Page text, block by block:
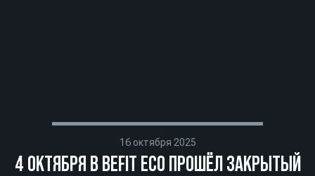
16 октября 2025
4 ОКТЯБРЯ В BEFIT ECO ПРОШЁЛ ЗАКРЫТЫЙ